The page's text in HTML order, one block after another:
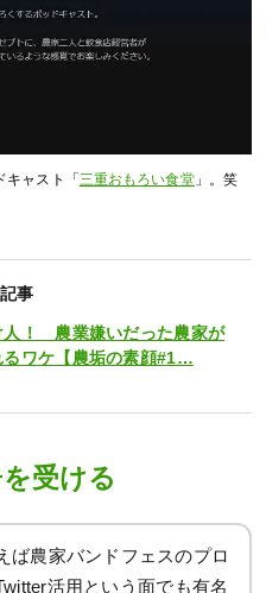
キャスト「 三重おもろい食堂」。笑
事
人！ 農業嫌いだった農家が
るワケ【農垢の素顔#1…
受ける
ば農家バンドフェスのプロ
活用という面でも有名